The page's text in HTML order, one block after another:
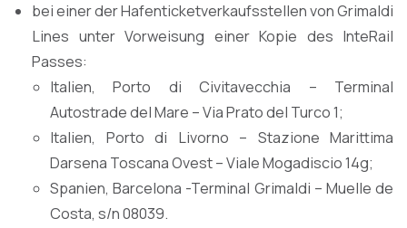
bei einer der Hafenticketverkaufsstellen von Grimaldi
Lines unter Vorweisung einer Kopie des InteRail
Passes:
Italien, Porto di Civitavecchia – Terminal
Autostrade del Mare – Via Prato del Turco 1;
Italien, Porto di Livorno – Stazione Marittima
Darsena Toscana Ovest – Viale Mogadiscio 14g;
Spanien, Barcelona -Terminal Grimaldi – Muelle de
Costa, s/n 08039.